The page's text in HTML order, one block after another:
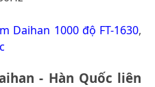
Daihan 1000 độ FT-1630,
- Hàn Quốc liên